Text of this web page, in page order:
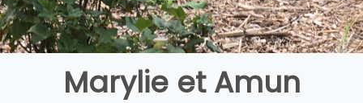
Marylie et Amun